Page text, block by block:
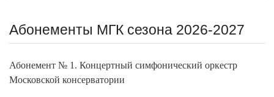
Абонементы МГК сезона 2026-2027
Абонемент № 1. Концертный симфонический оркестр
Московской консерватории